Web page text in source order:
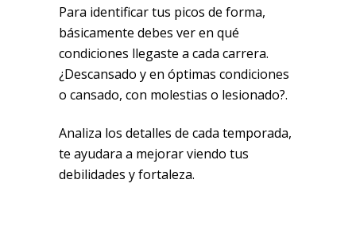
Para identificar tus picos de forma,
básicamente debes ver en qué
condiciones llegaste a cada carrera.
¿Descansado y en óptimas condiciones
o cansado, con molestias o lesionado?.
Analiza los detalles de cada temporada,
te ayudara a mejorar viendo tus
debilidades y fortaleza.